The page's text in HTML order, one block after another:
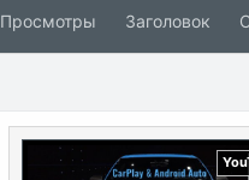
Просмотры Заголовок